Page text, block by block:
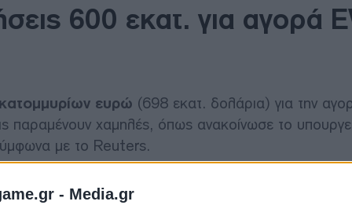
- Media.gr
600 εκατ. για αγορά
ευρώ (698 εκατ. δολάρια) για την
παραμένουν χαμηλές, όπως ανακοίνωσε το
με το Reuters.
έως 10.000 ευρώ για ιδιώτες